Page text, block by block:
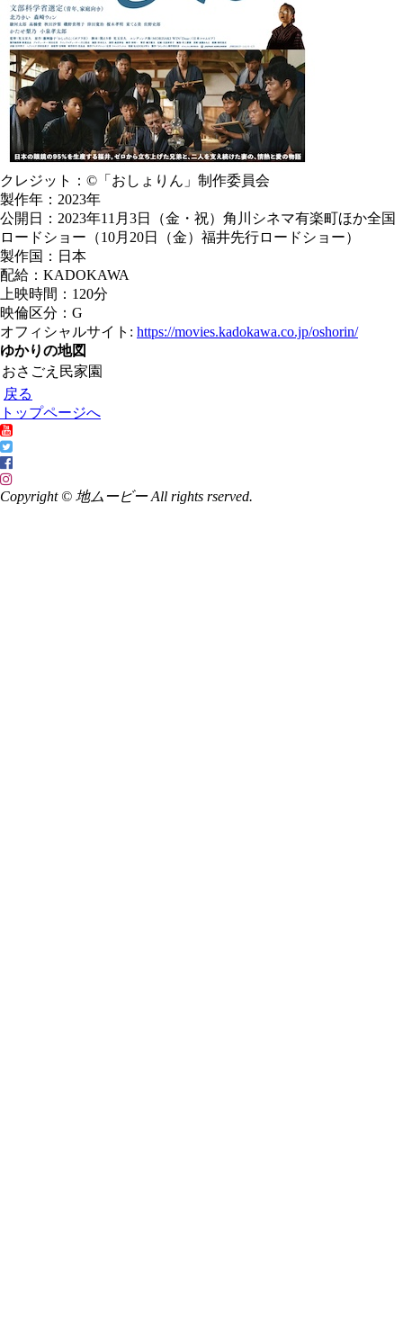
クレジット：©「おしょりん」制作委員会
製作年：2023年
公開日：2023年11月3日（金・祝）角川シネマ有楽町ほか全国
ロードショー（10月20日（金）福井先行ロードショー）
製作国：日本
配給：KADOKAWA
上映時間：120分
映倫区分：G
オフィシャルサイト: https://movies.kadokawa.co.jp/oshorin/
ゆかりの地図
おさごえ民家園
戻る
トップページへ
Copyright © 地ムービー All rights rserved.